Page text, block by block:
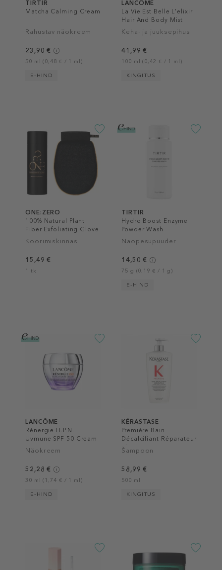
TIRTIR
Matcha Calming Cream
Rahustav näokreem
23,90 €
50 ml (0,48 € / 1 ml)
E-HIND
LANCÔME
La Vie Est Belle L'elixir
Hair And Body Mist
Keha- ja juuksepihus
41,99 €
100 ml (0,42 € / 1 ml)
KINGITUS
ONE:ZERO
100% Natural Plant
Fiber Exfoliating Glove
Koorimiskinnas
15,49 €
1 tk
TIRTIR
Hydro Boost Enzyme
Powder Wash
Näopesupuuder
14,50 €
75 g (0,19 € / 1 g)
E-HIND
LANCÔME
Rénergie H.P.N.
Uvmune SPF 50 Cream
Näokreem
52,28 €
30 ml (1,74 € / 1 ml)
E-HIND
KÉRASTASE
Première Bain
Décalcifiant Réparateur
Shampoo
Šampoon
58,99 €
500 ml
KINGITUS